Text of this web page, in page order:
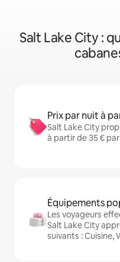
Salt Lake City :
Prix par nuit à
Salt Lake City
à partir de 35 €
Équipements
Les voyageurs
Salt Lake City
suivants : Cuisine,